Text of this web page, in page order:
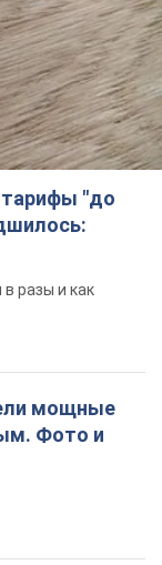
"до
разы и как
мощные
Фото и